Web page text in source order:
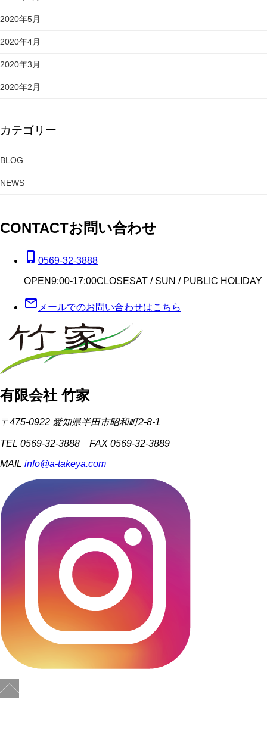
2020年5月
2020年4月
2020年3月
2020年2月
カテゴリー
BLOG
NEWS
CONTACTお問い合わせ
phone_iphone 0569-32-3888
OPEN9:00-17:00CLOSESAT / SUN / PUBLIC HOLIDAY
mail_outline メールでのお問い合わせはこちら
有限会社 竹家
〒475-0922 愛知県半田市昭和町2-8-1
TEL 0569-32-3888 FAX 0569-32-3889
MAIL info@a-takeya.com